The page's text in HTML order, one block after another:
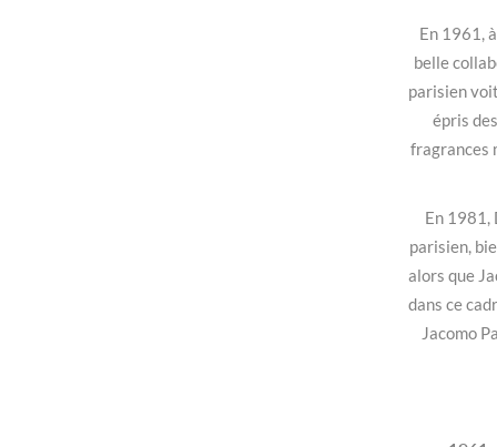
En 1961,
belle
parisien
épris
fragrances
En 1981,
parisien,
alors que
dans ce
Jacomo